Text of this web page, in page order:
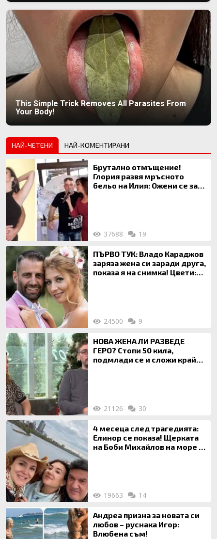
This Simple Trick Removes All Parasites From
Your Body!
НАЙ-ЧЕТЕНИ НАЙ-КОМЕНТИРАНИ
Брутално отмъщение!
Глория развя мръсното
бельо на Илия: Ожени се за
37688 19
ПЪРВО ТУК: Владо Караджов
заряза жена си заради друга,
показа я на снимка! Цвети:
24500 9
НОВА ЖЕНА ЛИ РАЗВЕДЕ
ГЕРО? Стопи 50 кила,
подмлади се и сложи край
21126 30
4 месеца след трагедията:
Елинор се показа! Щерката
на Боби Михайлов на море с
19663 14
Андреа призна за новата си
любов – руснака Игор:
Влюбена съм!